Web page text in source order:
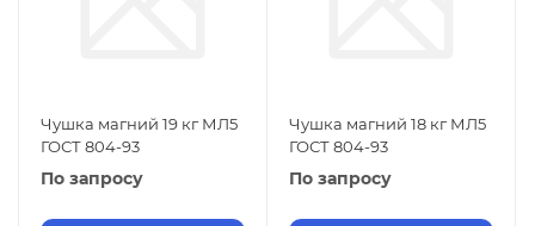
Чушка магний 19 кг МЛ5
ГОСТ 804-93
По запросу
Чушка магний 18 кг МЛ5
ГОСТ 804-93
По запросу